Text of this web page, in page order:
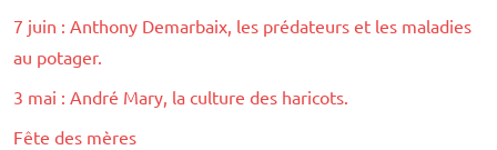
7 juin : Anthony Demarbaix, les prédateurs et les maladies
au potager.
3 mai : André Mary, la culture des haricots.
Fête des mères